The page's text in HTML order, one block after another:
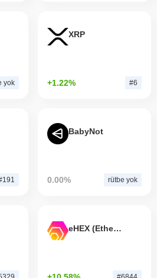
yok
XRP
+1.22% #6
BabyNot
0.00% rütbe yok
eHEX (Ethereum)